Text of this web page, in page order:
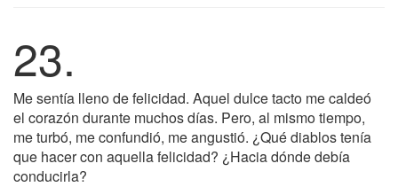
23.
Me sentía lleno de felicidad. Aquel dulce tacto me caldeó
el corazón durante muchos días. Pero, al mismo tiempo,
me turbó, me confundió, me angustió. ¿Qué diablos tenía
que hacer con aquella felicidad? ¿Hacia dónde debía
conducirla?